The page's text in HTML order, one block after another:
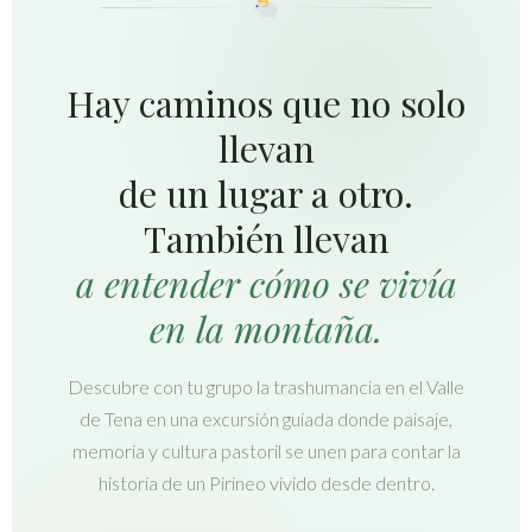
Hay caminos que no solo
llevan
de un lugar a otro.
También llevan
a entender cómo se vivía
en la montaña.
Descubre con tu grupo la trashumancia en el Valle
de Tena en una excursión guiada donde paisaje,
memoria y cultura pastoril se unen para contar la
historia de un Pirineo vivido desde dentro.